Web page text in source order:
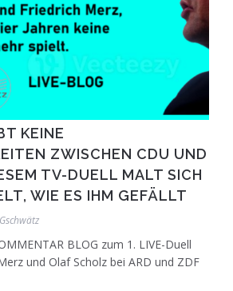
KEINE
ZWISCHEN CDU UND
TV-DUELL MALT SICH
WIE ES IHM GEFÄLLT
Gschwätz
BLOG zum 1. LIVE-Duell
und Olaf Scholz bei ARD und ZDF